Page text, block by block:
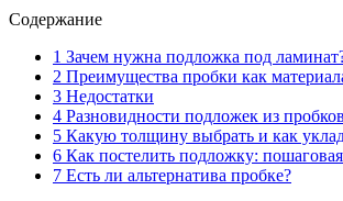
Содержание
1 Зачем нужна подложка под
2 Преимущества пробки как
3 Недостатки
4 Разновидности подложек из
5 Какую толщину выбрать и как
6 Как постелить подложку:
7 Есть ли альтернатива пробке?